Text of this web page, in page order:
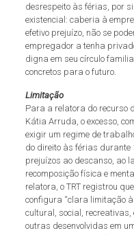
desrespeito às férias, por
existencial: caberia à
efetivo prejuízo, não se
empregador a tenha
digna em seu círculo
concretos para o futuro.
Limitação
Para a relatora do recurso
Kátia Arruda, o excesso,
exigir um regime de
do direito às férias durante
prejuízos ao descanso, ao
recomposição física e
relatora, o TRT registrou
configura “clara limitação
cultural, social,
outras desenvolvidas em